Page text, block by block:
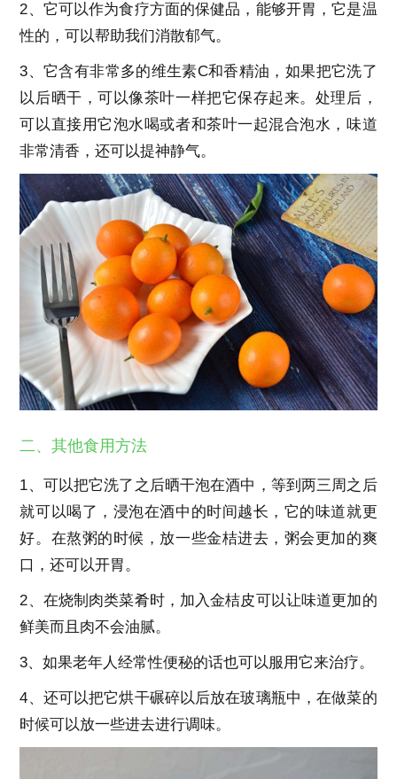
2、它可以作为食疗方面的保健品，能够开胃，它是温
性的，可以帮助我们消散郁气。
3、它含有非常多的维生素C和香精油，如果把它洗了
以后晒干，可以像茶叶一样把它保存起来。处理后，
可以直接用它泡水喝或者和茶叶一起混合泡水，味道
非常清香，还可以提神静气。
二、其他食用方法
1、可以把它洗了之后晒干泡在酒中，等到两三周之后
就可以喝了，浸泡在酒中的时间越长，它的味道就更
好。在熬粥的时候，放一些金桔进去，粥会更加的爽
口，还可以开胃。
2、在烧制肉类菜肴时，加入金桔皮可以让味道更加的
鲜美而且肉不会油腻。
3、如果老年人经常性便秘的话也可以服用它来治疗。
4、还可以把它烘干碾碎以后放在玻璃瓶中，在做菜的
时候可以放一些进去进行调味。